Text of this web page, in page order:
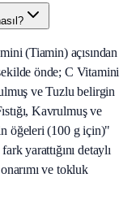
(Tiamin) açısından
önde; C Vitamini
ve Tuzlu belirgin
Kavrulmuş ve
öğeleri (100 g için)"
yarattığını detaylı
ve tokluk